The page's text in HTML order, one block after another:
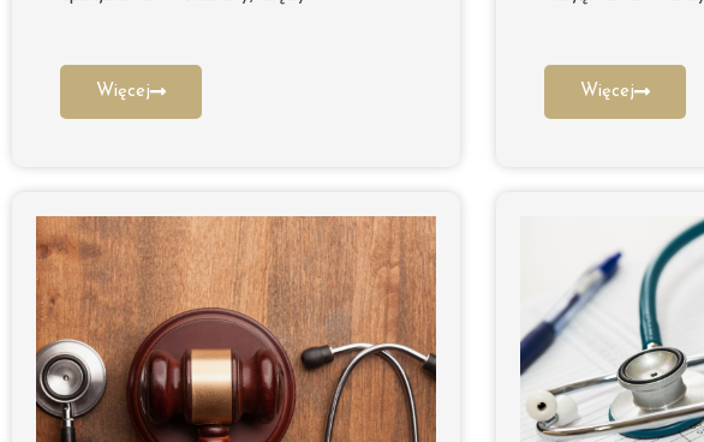
Więcej Więcej